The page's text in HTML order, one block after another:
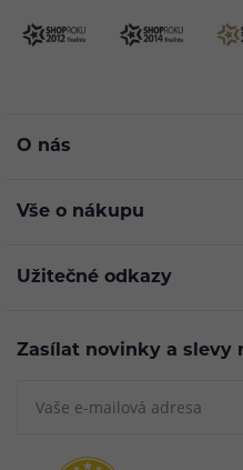
O nás
Vše o nákupu
Užitečné odkazy
Zasílat novinky a slevy